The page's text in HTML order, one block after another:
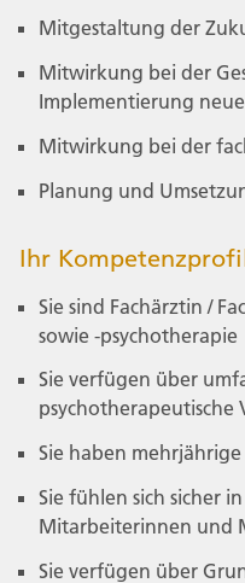
Mitgestaltung der
Mitwirkung bei der
Implementierung
Mitwirkung bei der
Planung und
Ihr
Sie sind Fachärztin /
sowie -psychotherapie
Sie verfügen über
psychotherapeutische
Sie haben
Sie fühlen sich sicher
Mitarbeiterinnen und
Sie verfügen über